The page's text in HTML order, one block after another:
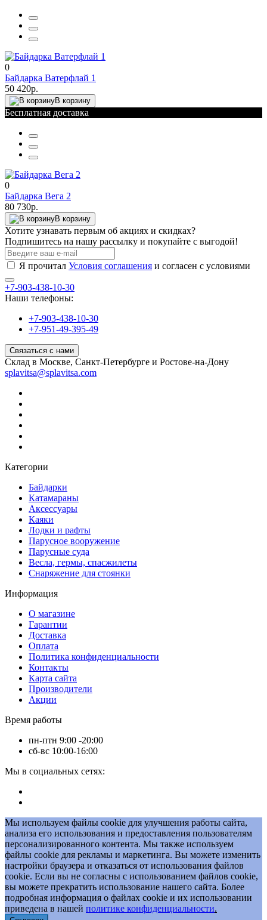
0
Байдарка Ватерфлай 1
50 420р.
В корзину
Бесплатная доставка
0
Байдарка Вега 2
80 730р.
В корзину
Хотите узнавать первым об акциях и скидках?
Подпишитесь на нашу рассылку и покупайте с выгодой!
Я прочитал Условия соглашения и согласен с условиями
+7-903-438-10-30
Наши телефоны:
+7-903-438-10-30
+7-951-49-395-49
Связаться с нами
Склад в Москве, Санкт-Петербурге и Ростове-на-Дону
splavitsa@splavitsa.com
Категории
Байдарки
Катамараны
Аксессуары
Каяки
Лодки и рафты
Парусное вооружение
Парусные суда
Весла, гермы, спасжилеты
Снаряжение для стоянки
Информация
О магазине
Гарантии
Доставка
Оплата
Политика конфиденциальности
Контакты
Карта сайта
Производители
Акции
Время работы
пн-птн 9:00 -20:00
сб-вс 10:00-16:00
Мы в социальных сетях:
Мы используем файлы cookie для улучшения работы сайта,
анализа его использования и предоставления пользователям
персонализированного контента. Мы также используем
файлы cookie для рекламы и маркетинга. Вы можете изменить
настройки браузера и отказаться от использования файлов
cookie. Если вы не согласны с использованием файлов cookie,
вы можете прекратить использование нашего сайта. Более
подробная информация о файлах cookie и их использовании
приведена в нашей политике конфиденциальности.